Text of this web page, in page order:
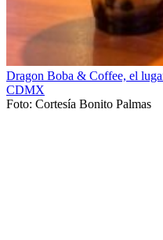
Dragon Boba & Coffee, el
CDMX
Foto: Cortesía Bonito Palmas